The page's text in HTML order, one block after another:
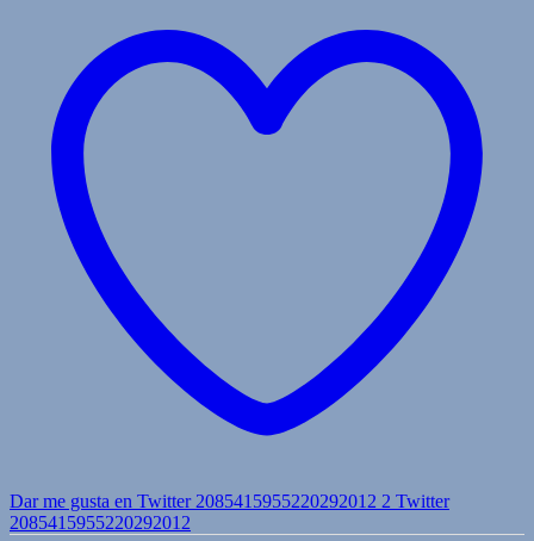
Dar me gusta en Twitter 2085415955220292012 2 Twitter
2085415955220292012